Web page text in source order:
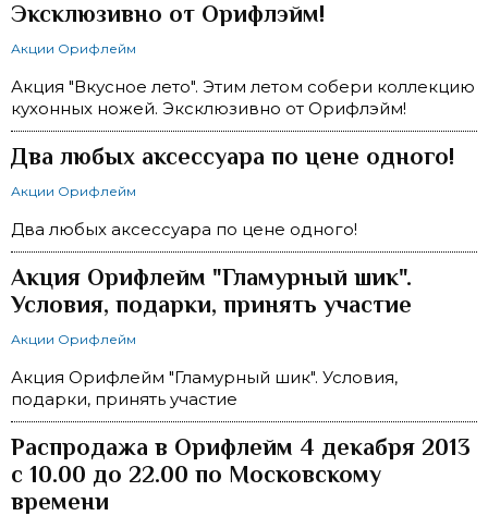
Эксклюзивно от Орифлэйм!
Акции Орифлейм
Акция "Вкусное лето". Этим летом собери коллекцию
кухонных ножей. Эксклюзивно от Орифлэйм!
Два любых аксессуара по цене одного!
Акции Орифлейм
Два любых аксессуара по цене одного!
Акция Орифлейм "Гламурный шик".
Условия, подарки, принять участие
Акции Орифлейм
Акция Орифлейм "Гламурный шик". Условия,
подарки, принять участие
Распродажа в Орифлейм 4 декабря 2013
с 10.00 до 22.00 по Московскому
времени